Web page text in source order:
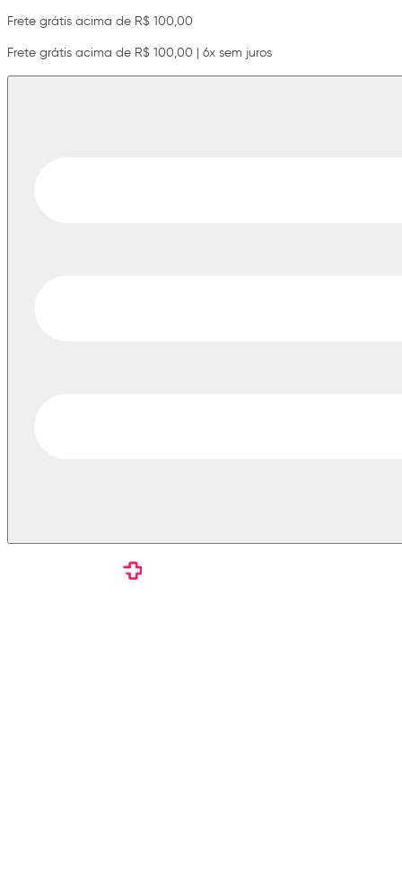
Frete grátis acima de R$ 100,00
Frete grátis acima de R$ 100,00 | 6x sem juros